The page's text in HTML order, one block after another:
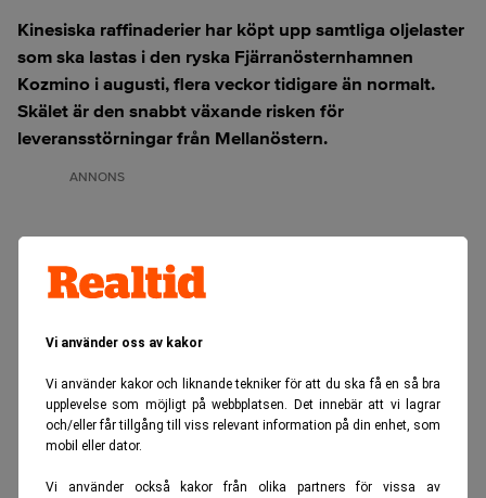
Vi använder oss av kakor
Vi använder kakor och liknande tekniker för att du ska få en så bra
upplevelse som möjligt på webbplatsen. Det innebär att vi lagrar
och/eller får tillgång till viss relevant information på din enhet, som
mobil eller dator.
Vi använder också kakor från olika partners för vissa av
Kinesiska raffinaderier har köpt upp samtliga oljelaster
som ska lastas i den ryska Fjärranösternhamnen
Kozmino i augusti, flera veckor tidigare än normalt.
Skälet är den snabbt växande risken för
leveransstörningar från Mellanöstern.
ANNONS